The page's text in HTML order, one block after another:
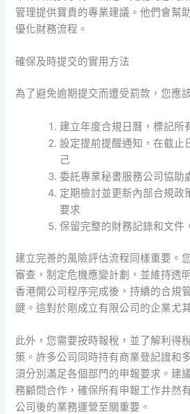
管理提供寶貴的專業建議。他們會幫
優化財務流程。
確保及時提交的實用方法
為了避免逾期提交而遭受罰款，您應
建立年度合規日曆，標記所
設定提前提醒通知，在截止
己
委託專業秘書服務公司協助
定期檢討並更新內部合規政
要求
保留完整的財務記錄和文件
建立完善的風險評估流程同樣重要。
審查，制定危機應變計劃，並維持透
香港開公司程序完成後，持續的合規
鍵。這對於剛成立有限公司的企業尤
此外，您需要按時報稅，並了解利得
策。許多公司同時持有商業登記證和
須分別滿足各個部門的申報要求。建
務顧問合作，確保所有申報工作井然
公司後的業務運營至關重要。